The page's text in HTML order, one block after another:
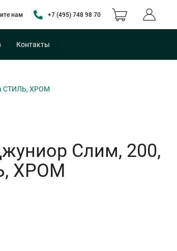
нам +7 (495) 748 98 70
Контакты
СТИЛЬ, ХРОМ
Слим, 200,
ХРОМ